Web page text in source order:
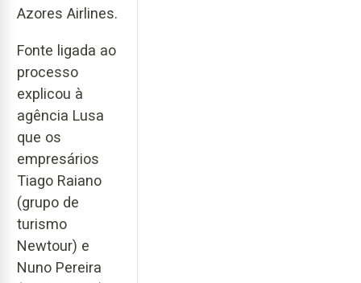
Azores Airlines.
Fonte ligada ao
processo
explicou à
agência Lusa
que os
empresários
Tiago Raiano
(grupo de
turismo
Newtour) e
Nuno Pereira